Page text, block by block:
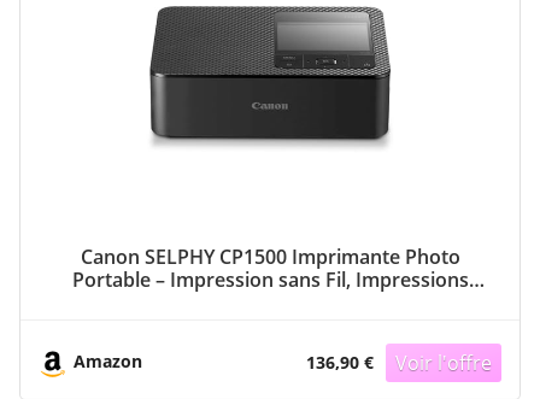
Canon SELPHY CP1500 Imprimante Photo
Portable – Impression sans Fil, Impressions
Scrapbooking et Les Albums Photo, Noir
Amazon 136,90 €